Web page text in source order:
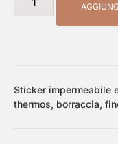
Sticker impermeabile
thermos, borraccia,